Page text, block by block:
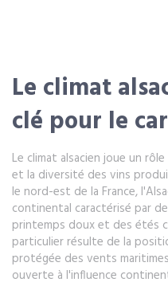
Le climat
clé pour le
Le climat alsacien joue un
et la diversité des vins
le nord-est de la France,
continental caractérisé par
printemps doux et des étés
particulier résulte de la
protégée des vents
ouverte à l'influence